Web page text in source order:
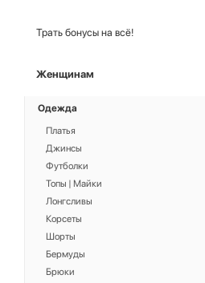
Трать бонусы на всё!
Женщинам
Одежда
Платья
Джинсы
Футболки
Топы | Майки
Лонгсливы
Корсеты
Шорты
Бермуды
Брюки